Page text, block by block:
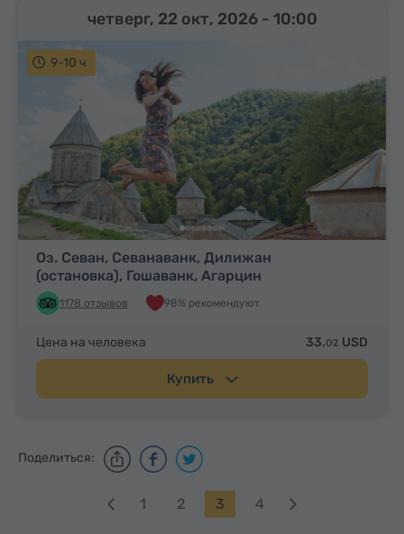
9-10 ч
Оз. Севан, Севанаванк, Дилижан
(остановка), Гошаванк, Агарцин
1178 отзывов 98% рекомендуют
четверг, 22 окт, 2026 - 10:00
Цена на человека 33.02 USD
Купить
Поделиться:
1 2 3 4